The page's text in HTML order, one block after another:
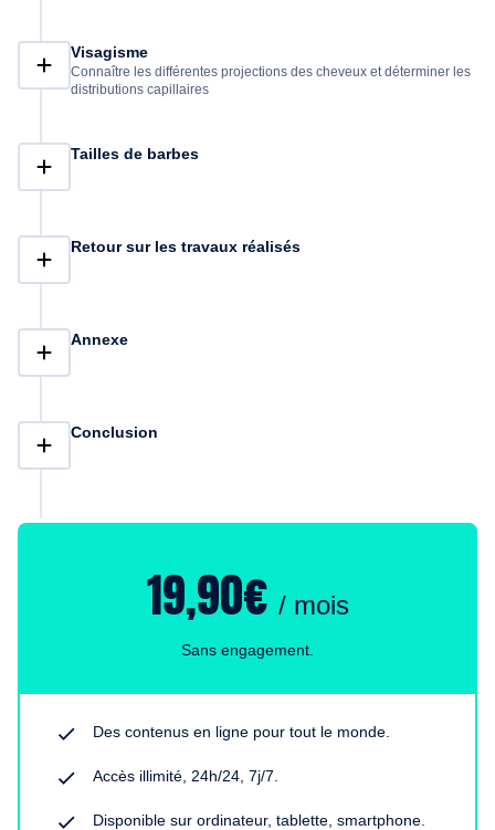
Visagisme
Connaître les différentes projections des cheveux et déterminer les
distributions capillaires
Tailles de barbes
Retour sur les travaux réalisés
Annexe
Conclusion
19,90€ / mois
Sans engagement.
Des contenus en ligne pour tout le monde.
Accès illimité, 24h/24, 7j/7.
Disponible sur ordinateur, tablette, smartphone.